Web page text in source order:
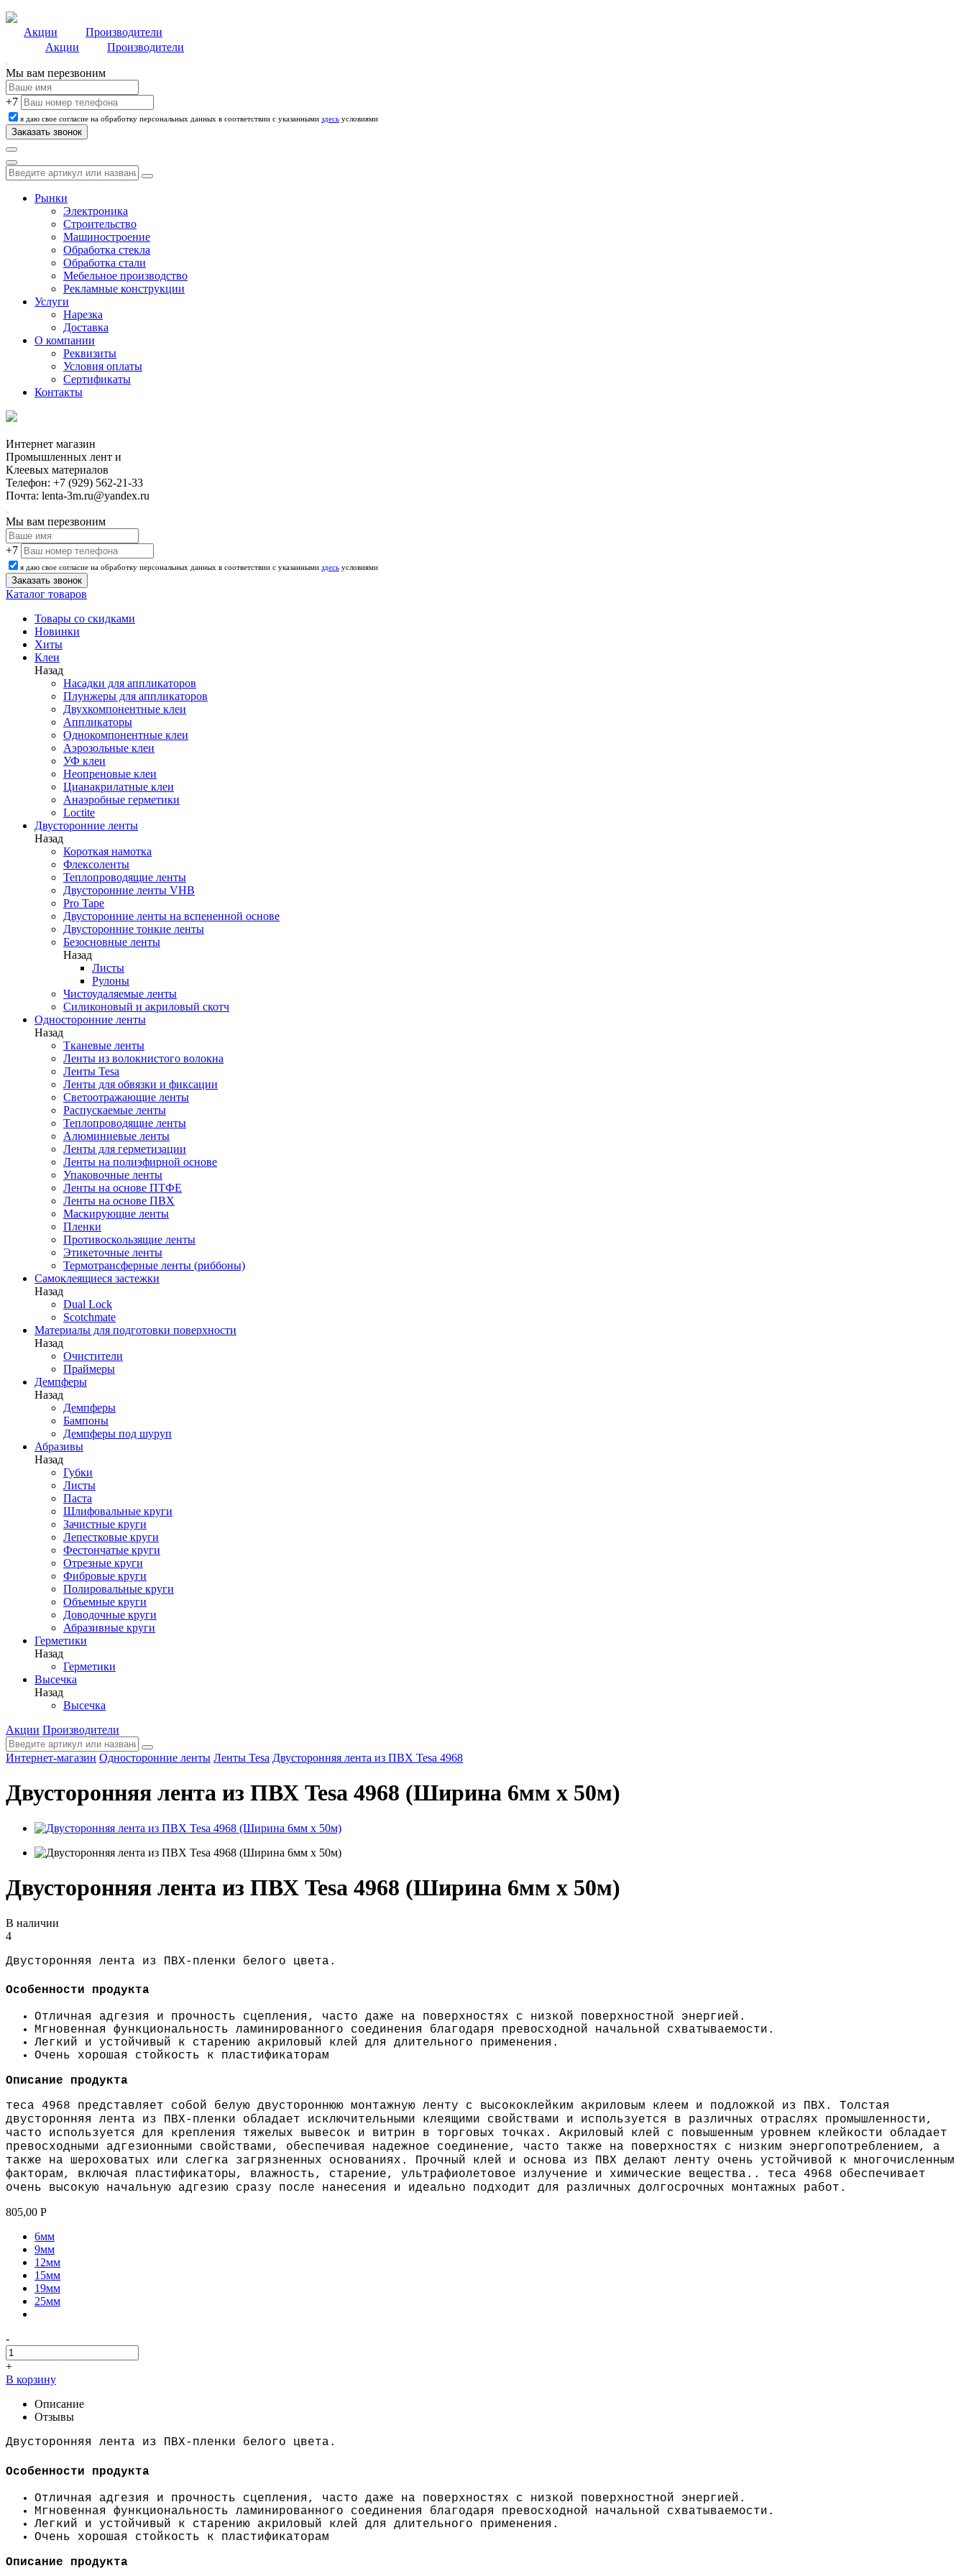
Акции
Производители
Акции
Производители
Мы вам перезвоним
+7
я даю свое согласие на обработку персональных данных в соответствии с указанными здесь условиями
Рынки
Электроника
Строительство
Машиностроение
Обработка стекла
Обработка стали
Мебельное производство
Рекламные конструкции
Услуги
Нарезка
Доставка
О компании
Реквизиты
Условия оплаты
Сертификаты
Контакты
Интернет магазин
Промышленных лент и
Клеевых материалов
Телефон: +7 (929) 562-21-33
Почта: lenta-3m.ru@yandex.ru
Мы вам перезвоним
+7
я даю свое согласие на обработку персональных данных в соответствии с указанными здесь условиями
Каталог товаров
Товары со скидками
Новинки
Хиты
Клеи
Назад
Насадки для аппликаторов
Плунжеры для аппликаторов
Двухкомпонентные клеи
Аппликаторы
Однокомпонентные клеи
Аэрозольные клеи
УФ клеи
Неопреновые клеи
Цианакрилатные клеи
Анаэробные герметики
Loctite
Двусторонние ленты
Назад
Короткая намотка
Флексоленты
Теплопроводящие ленты
Двусторонние ленты VHB
Pro Tape
Двусторонние ленты на вспененной основе
Двусторонние тонкие ленты
Безосновные ленты
Назад
Листы
Рулоны
Чистоудаляемые ленты
Силиконовый и акриловый скотч
Односторонние ленты
Назад
Тканевые ленты
Ленты из волокнистого волокна
Ленты Tesa
Ленты для обвязки и фиксации
Светоотражающие ленты
Распускаемые ленты
Теплопроводящие ленты
Алюминиевые ленты
Ленты для герметизации
Ленты на полиэфирной основе
Упаковочные ленты
Ленты на основе ПТФЕ
Ленты на основе ПВХ
Маскирующие ленты
Пленки
Противоскользящие ленты
Этикеточные ленты
Термотрансферные ленты (риббоны)
Cамоклеящиеся застежки
Назад
Dual Lock
Scotchmate
Материалы для подготовки поверхности
Назад
Очистители
Праймеры
Демпферы
Назад
Демпферы
Бампоны
Демпферы под шуруп
Абразивы
Назад
Губки
Листы
Паста
Шлифовальные круги
Зачистные круги
Лепестковые круги
Фестончатые круги
Отрезные круги
Фибровые круги
Полировальные круги
Объемные круги
Доводочные круги
Абразивные круги
Герметики
Назад
Герметики
Высечка
Назад
Высечка
Акции Производители
Интернет-магазин Односторонние ленты Ленты Tesa Двусторонняя лента из ПВХ Tesa 4968
Двусторонняя лента из ПВХ Tesa 4968 (Ширина 6мм х 50м)
Двусторонняя лента из ПВХ Tesa 4968 (Ширина 6мм х 50м)
В наличии
4
Двусторонняя лента из ПВХ-пленки белого цвета.
Особенности продукта
Отличная адгезия и прочность сцепления, часто даже на поверхностях с низкой поверхностной энергией.
Мгновенная функциональность ламинированного соединения благодаря превосходной начальной схватываемости.
Легкий и устойчивый к старению акриловый клей для длительного применения.
Очень хорошая стойкость к пластификаторам
Описание продукта
теса 4968 представляет собой белую двустороннюю монтажную ленту с высококлейким акриловым клеем и подложкой из ПВХ. Толстая
двусторонняя лента из ПВХ-пленки обладает исключительными клеящими свойствами и используется в различных отраслях промышленности,
часто используется для крепления тяжелых вывесок и витрин в торговых точках. Акриловый клей с повышенным уровнем клейкости обладает
превосходными адгезионными свойствами, обеспечивая надежное соединение, часто также на поверхностях с низким энергопотреблением, а
также на шероховатых или слегка загрязненных основаниях. Прочный клей и основа из ПВХ делают ленту очень устойчивой к многочисленным
факторам, включая пластификаторы, влажность, старение, ультрафиолетовое излучение и химические вещества.. теса 4968 обеспечивает
очень высокую начальную адгезию сразу после нанесения и идеально подходит для различных долгосрочных монтажных работ.
805,00 Р
6мм
9мм
12мм
15мм
19мм
25мм
-
+
В корзину
Описание
Отзывы
Двусторонняя лента из ПВХ-пленки белого цвета.
Особенности продукта
Отличная адгезия и прочность сцепления, часто даже на поверхностях с низкой поверхностной энергией.
Мгновенная функциональность ламинированного соединения благодаря превосходной начальной схватываемости.
Легкий и устойчивый к старению акриловый клей для длительного применения.
Очень хорошая стойкость к пластификаторам
Описание продукта